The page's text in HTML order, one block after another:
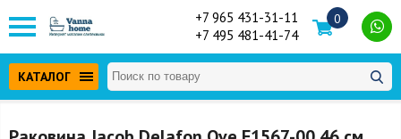
+7 965 431-31-11
+7 495 481-41-74
0
КАТАЛОГ